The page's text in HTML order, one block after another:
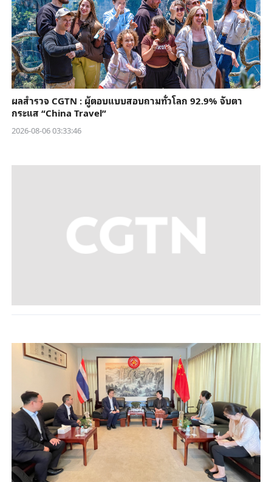
ผลสำรวจ CGTN : ผู้ตอบแบบสอบถามทั่วโลก 92.9% จับตา
กระแส “China Travel”
2026-08-06 03:33:46